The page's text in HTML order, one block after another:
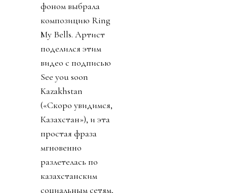
фоном выбрала
композицию Ring
My Bells. Артист
поделился этим
видео с подписью
See you soon
Kazakhstan
(«Скоро увидимся,
Казахстан»), и эта
простая фраза
мгновенно
разлетелась по
казахстанским
социальным сетям,